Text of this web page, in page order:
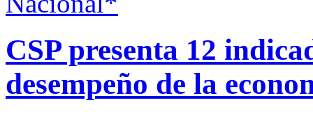
CSP presenta 12
desempeño de la